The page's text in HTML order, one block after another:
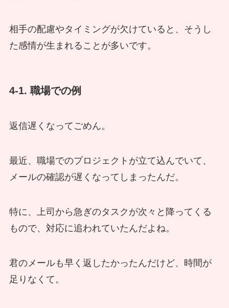
相手の配慮やタイミングが欠けていると、そうし
た感情が生まれることが多いです。
4-1. 職場での例
返信遅くなってごめん。
最近、職場でのプロジェクトが立て込んでいて、
メールの確認が遅くなってしまったんだ。
特に、上司から急ぎのタスクが次々と降ってくる
もので、対応に追われていたんだよね。
君のメールも早く返したかったんだけど、時間が
足りなくて。